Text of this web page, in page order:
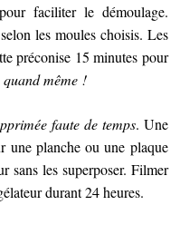
faciliter le démoulage.
les moules choisis. Les
préconise 15 minutes pour
même !
faute de temps. Une
une planche ou une plaque
sans les superposer. Filmer
durant 24 heures.